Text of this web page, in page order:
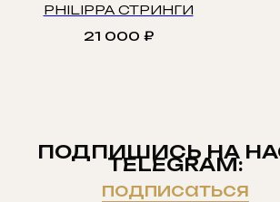
PHILIPPA СТРИНГИ
21 000 ₽
ПОДПИШИСЬ НА
TELEGRAM:
подписаться